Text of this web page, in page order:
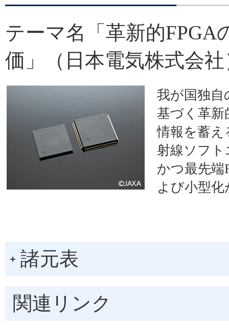
テーマ名「革新的FPGA
価」（日本電気株式会社
我が国独
基づく革新
情報を蓄え
射線ソフ
かつ最先端
よび小型
諸元表
関連リンク